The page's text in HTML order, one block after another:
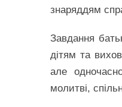
знаряддям
Завдання
дітям та
але
молитві,